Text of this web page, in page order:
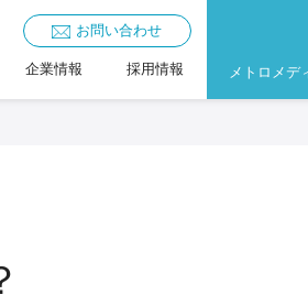
お問い合わせ
企業情報 採用情報 メトロメデ